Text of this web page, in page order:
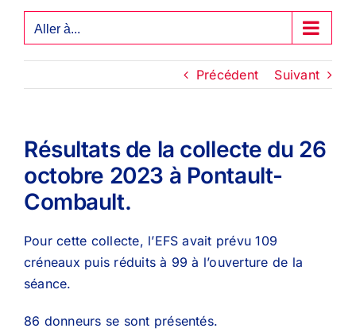
Aller à...
Précédent Suivant
Résultats de la collecte du 26
octobre 2023 à Pontault-
Combault.
Pour cette collecte, l’EFS avait prévu 109
créneaux puis réduits à 99 à l’ouverture de la
séance.
86 donneurs se sont présentés.